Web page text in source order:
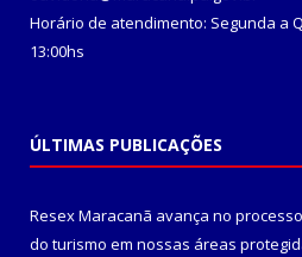
Horário de atendimento: Segunda a
13:00hs
ÚLTIMAS PUBLICAÇÕES
Resex Maracanã avança no
do turismo em nossas áreas